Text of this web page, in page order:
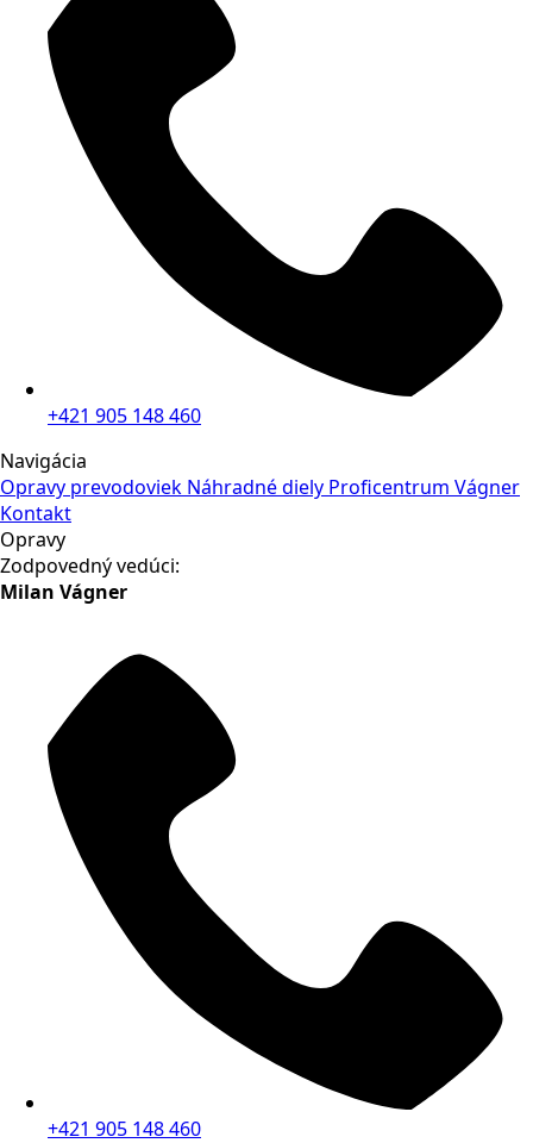
+421 905 148 460
Navigácia
Opravy prevodoviek Náhradné diely Proficentrum Vágner
Kontakt
Opravy
Zodpovedný vedúci:
Milan Vágner
+421 905 148 460